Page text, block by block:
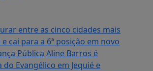
entre as cinco cidades mais
cai para a 6ª posição em novo
Pública Aline Barros é
Evangélico em Jequié e